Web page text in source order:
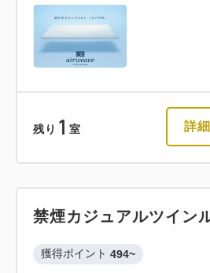
残り 1 室 詳細
禁煙カジュアルツイン
獲得ポイント 494~